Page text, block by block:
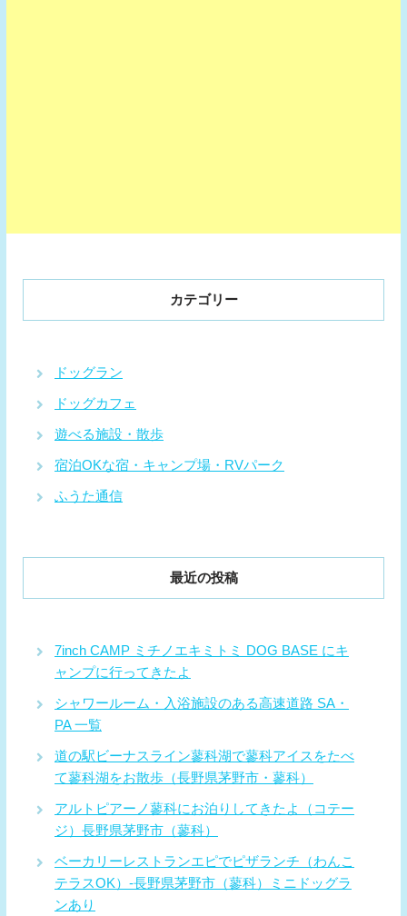
カテゴリー
ドッグラン
ドッグカフェ
遊べる施設・散歩
宿泊OKな宿・キャンプ場・RVパーク
ふうた通信
最近の投稿
7inch CAMP ミチノエキミトミ DOG BASE にキ
ャンプに行ってきたよ
シャワールーム・入浴施設のある高速道路 SA・
PA 一覧
道の駅ビーナスライン蓼科湖で蓼科アイスをたべ
て蓼科湖をお散歩（長野県茅野市・蓼科）
アルトピアーノ蓼科にお泊りしてきたよ（コテー
ジ）長野県茅野市（蓼科）
ベーカリーレストランエピでピザランチ（わんこ
テラスOK）-長野県茅野市（蓼科）ミニドッグラ
ンあり